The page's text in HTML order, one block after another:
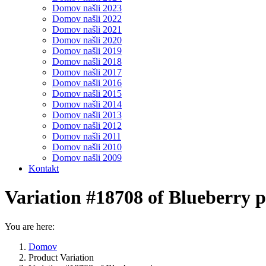
Domov našli 2023
Domov našli 2022
Domov našli 2021
Domov našli 2020
Domov našli 2019
Domov našli 2018
Domov našli 2017
Domov našli 2016
Domov našli 2015
Domov našli 2014
Domov našli 2013
Domov našli 2012
Domov našli 2011
Domov našli 2010
Domov našli 2009
Kontakt
Variation #18708 of Blueberry
You are here:
Domov
Product Variation